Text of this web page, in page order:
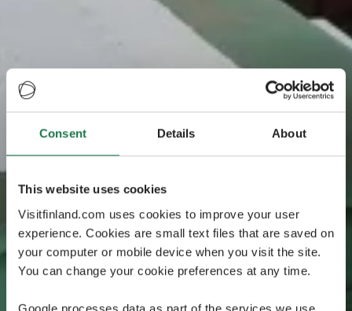
Consent Details About
This website uses cookies
Visitfinland.com uses cookies to improve your user
experience. Cookies are small text files that are saved on
your computer or mobile device when you visit the site.
You can change your cookie preferences at any time.
Google processes data as part of the services we use.